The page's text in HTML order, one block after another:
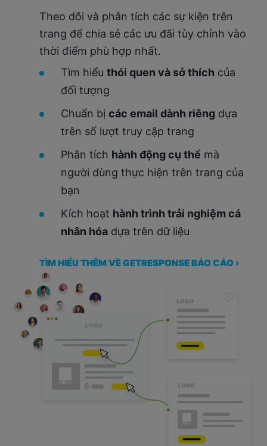
Theo dõi và phân tích các sự kiện trên
trang để chia sẻ các ưu đãi tùy chỉnh vào
thời điểm phù hợp nhất.
Tìm hiểu thói quen và sở thích của
đối tượng
Chuẩn bị các email dành riêng dựa
trên số lượt truy cập trang
Phân tích hành động cụ thể mà
người dùng thực hiện trên trang của
bạn
Kích hoạt hành trình trải nghiệm cá
nhân hóa dựa trên dữ liệu
TÌM HIỂU THÊM VỀ GETRESPONSE BÁO CÁO ›